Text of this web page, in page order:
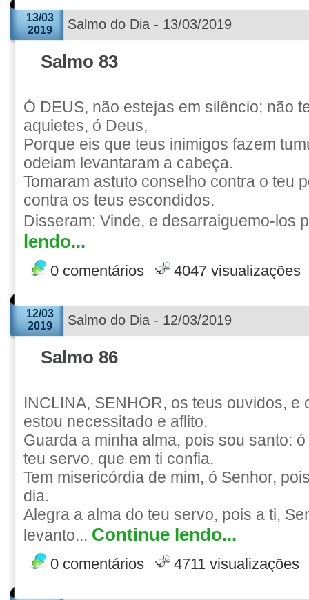
13/03
2019
Salmo do Dia - 13/03/2019
Salmo 83
Ó DEUS, não estejas em silêncio; não
aquietes, ó Deus,
Porque eis que teus inimigos fazem
odeiam levantaram a cabeça.
Tomaram astuto conselho contra o teu
contra os teus escondidos.
Disseram: Vinde, e desarraiguemo-los
lendo...
0 comentários 4047 visualizações
12/03
2019
Salmo do Dia - 12/03/2019
Salmo 86
INCLINA, SENHOR, os teus ouvidos, e
estou necessitado e aflito.
Guarda a minha alma, pois sou santo:
teu servo, que em ti confia.
Tem misericórdia de mim, ó Senhor,
dia.
Alegra a alma do teu servo, pois a ti,
levanto... Continue lendo...
0 comentários 4711 visualizações